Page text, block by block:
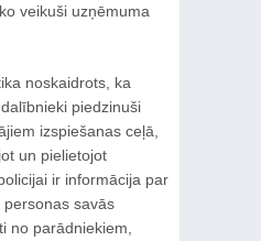
veikuši uzņēmuma
noskaidrots, ka
piedzinuši
izspiešanas ceļā,
un pielietojot
ir informācija par
savās
no parādniekiem,